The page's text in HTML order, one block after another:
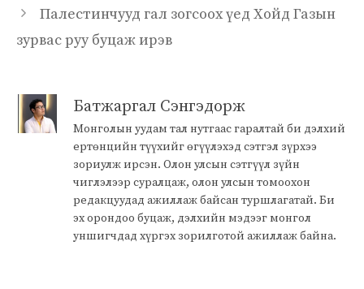
Палестинчууд гал зогсоох үед Хойд Газын
зурвас руу буцаж ирэв
Батжаргал Сэнгэдорж
Монголын уудам тал нутгаас гаралтай би дэлхий
ертөнцийн түүхийг өгүүлэхэд сэтгэл зүрхээ
зориулж ирсэн. Олон улсын сэтгүүл зүйн
чиглэлээр суралцаж, олон улсын томоохон
редакцуудад ажиллаж байсан туршлагатай. Би
эх орондоо буцаж, дэлхийн мэдээг монгол
уншигчдад хүргэх зорилготой ажиллаж байна.